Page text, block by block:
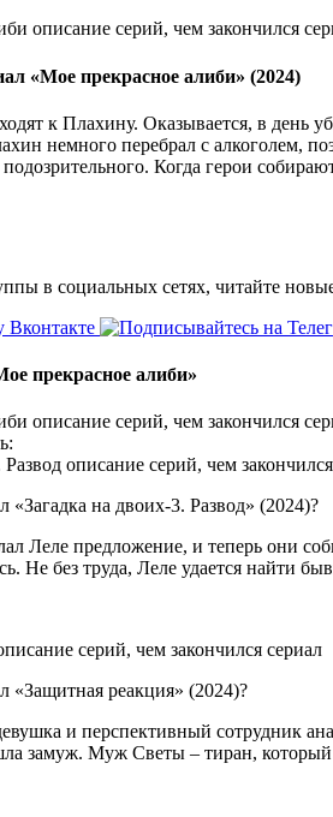
«Мое прекрасное алиби» (2024)
к Плахину. Оказывается, в день
немного перебрал с алкоголем,
Когда герои
в социальных сетях, читайте
прекрасное алиби»
«Загадка на двоих-3. Развод» (2024)?
Леле предложение, и теперь они
Не без труда, Леле удается найти
«Защитная реакция» (2024)?
и перспективный сотрудник
замуж. Муж Светы – тиран,